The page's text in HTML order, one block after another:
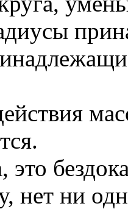
нет ни